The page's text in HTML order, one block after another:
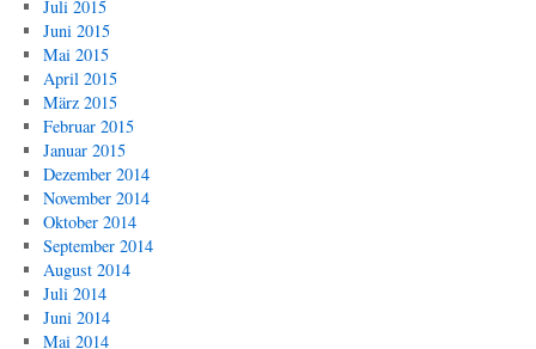
Juli 2015
Juni 2015
Mai 2015
April 2015
März 2015
Februar 2015
Januar 2015
Dezember 2014
November 2014
Oktober 2014
September 2014
August 2014
Juli 2014
Juni 2014
Mai 2014